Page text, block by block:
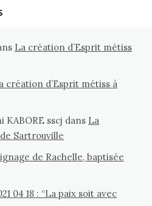
La création d’Esprit métiss
création d’Esprit métiss à
KABORE sscj dans La
Sartrouville
de Rachelle, baptisée
04 18 : “La paix soit avec